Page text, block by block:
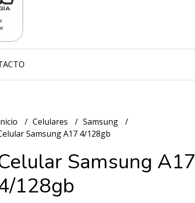
Celulares
Samsung
Samsung A17 4/128gb
Samsung A17
128gb